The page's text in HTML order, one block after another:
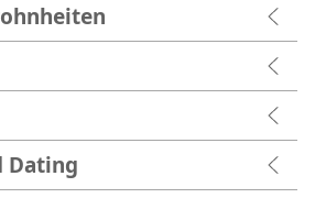
Dating